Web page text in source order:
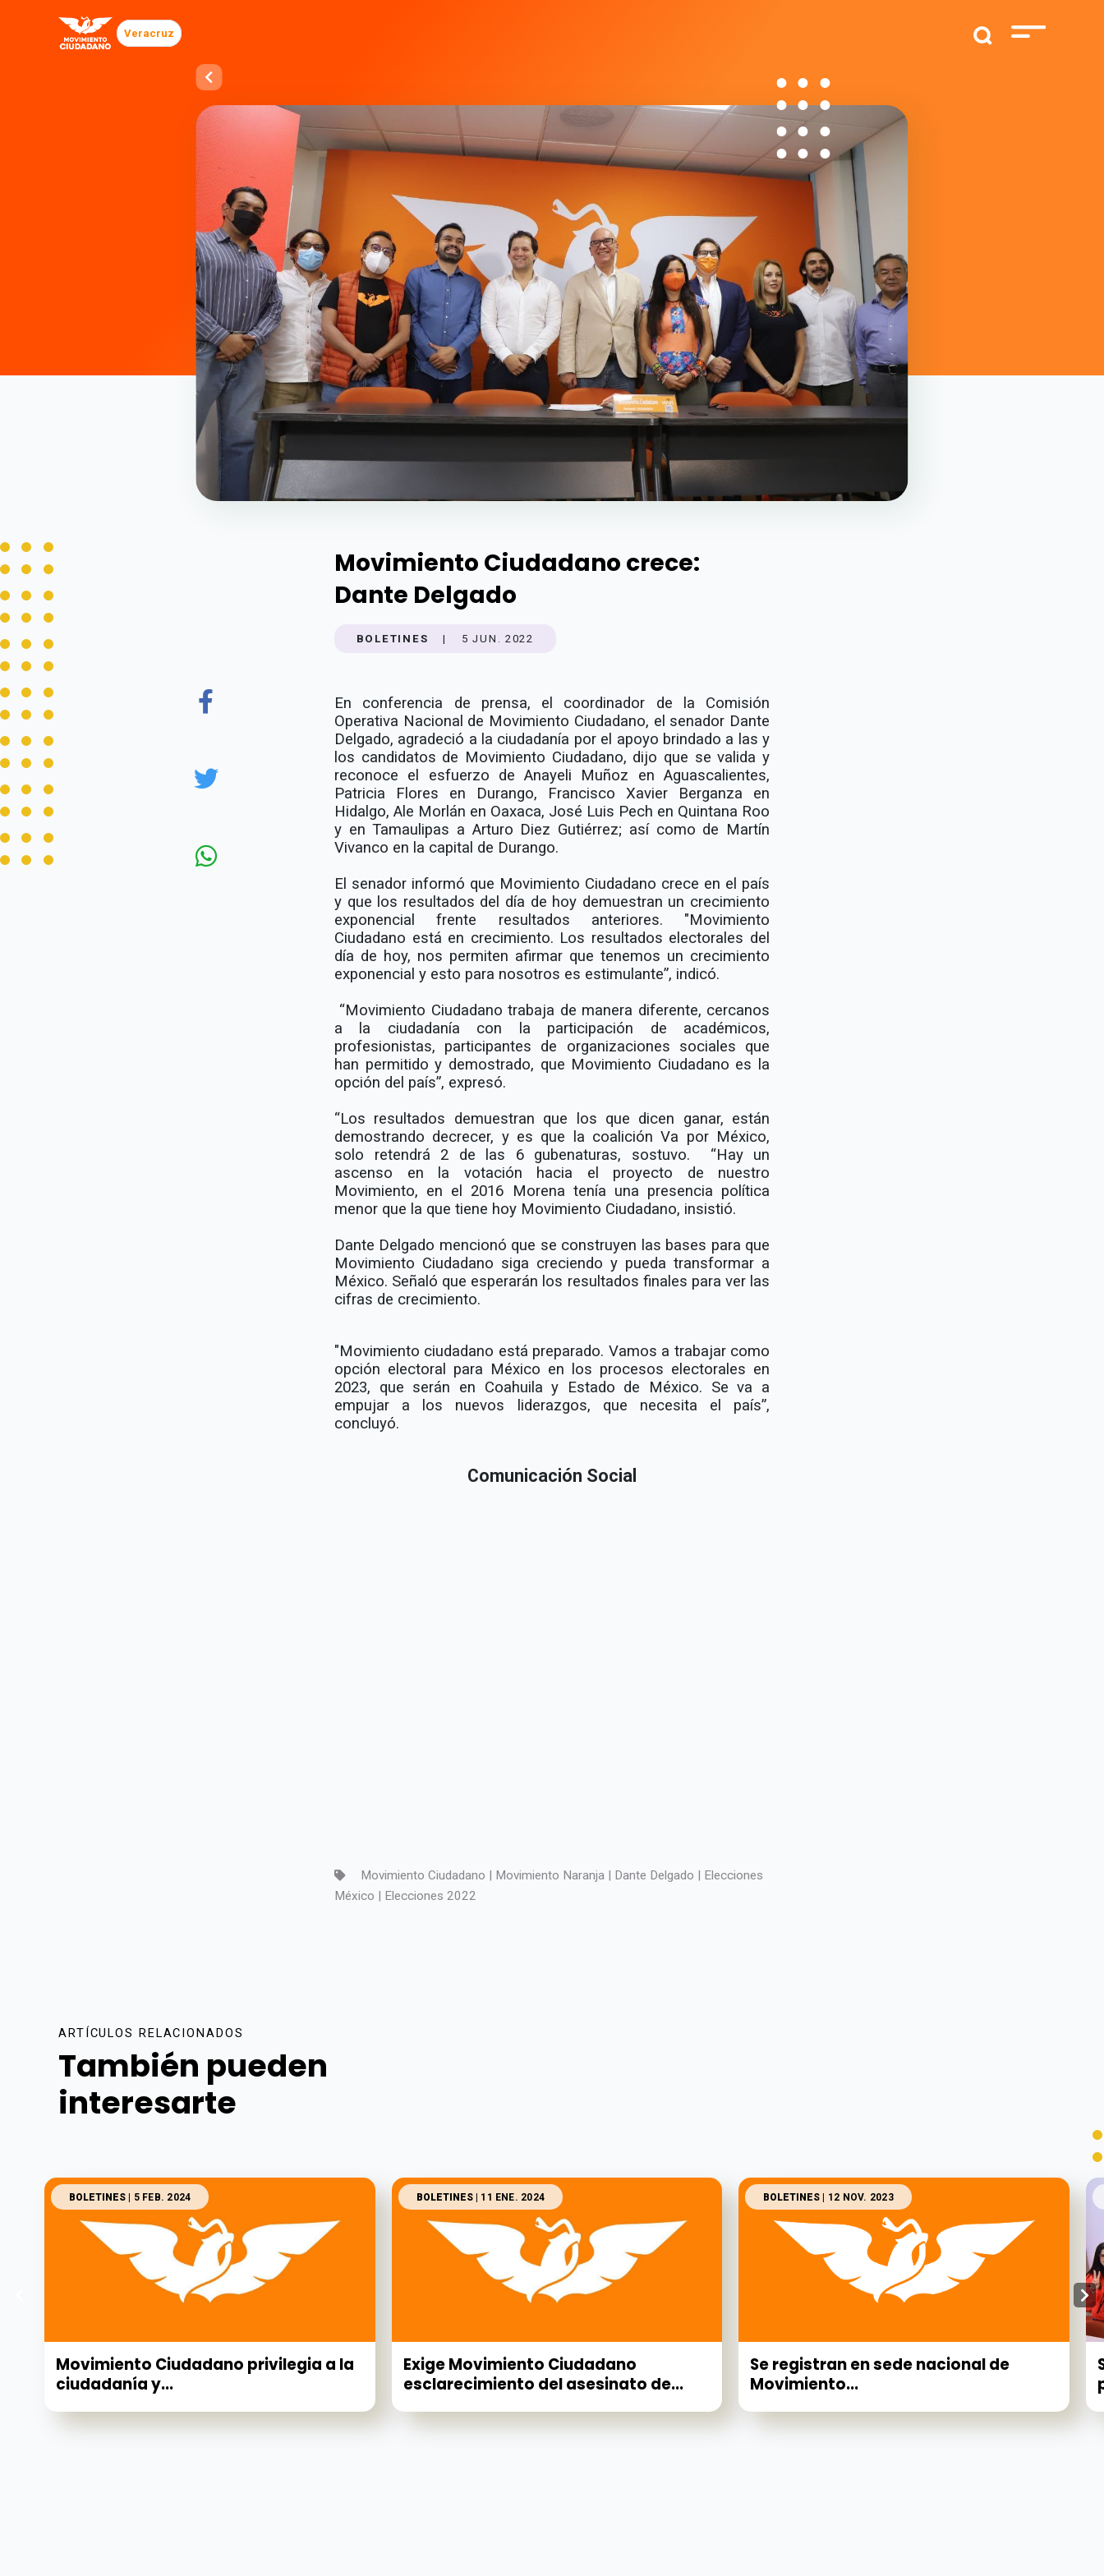
Veracruz
Movimiento Ciudadano crece:
Dante Delgado
BOLETINES | 5 JUN. 2022
En conferencia de prensa, el coordinador de la Comisión
Operativa Nacional de Movimiento Ciudadano, el senador Dante
Delgado, agradeció a la ciudadanía por el apoyo brindado a las y
los candidatos de Movimiento Ciudadano, dijo que se valida y
reconoce el esfuerzo de Anayeli Muñoz en Aguascalientes,
Patricia Flores en Durango, Francisco Xavier Berganza en
Hidalgo, Ale Morlán en Oaxaca, José Luis Pech en Quintana Roo
y en Tamaulipas a Arturo Diez Gutiérrez; así como de Martín
Vivanco en la capital de Durango.
El senador informó que Movimiento Ciudadano crece en el país
y que los resultados del día de hoy demuestran un crecimiento
exponencial frente resultados anteriores. "Movimiento
Ciudadano está en crecimiento. Los resultados electorales del
día de hoy, nos permiten afirmar que tenemos un crecimiento
exponencial y esto para nosotros es estimulante”, indicó.
“Movimiento Ciudadano trabaja de manera diferente, cercanos
a la ciudadanía con la participación de académicos,
profesionistas, participantes de organizaciones sociales que
han permitido y demostrado, que Movimiento Ciudadano es la
opción del país”, expresó.
“Los resultados demuestran que los que dicen ganar, están
demostrando decrecer, y es que la coalición Va por México,
solo retendrá 2 de las 6 gubenaturas, sostuvo.
“Hay un
ascenso en la votación hacia el proyecto de nuestro
Movimiento, en el 2016 Morena tenía una presencia política
menor que la que tiene hoy Movimiento Ciudadano, insistió.
Dante Delgado mencionó que se construyen las bases para que
Movimiento Ciudadano siga creciendo y pueda transformar a
México. Señaló que esperarán los resultados finales para ver las
cifras de crecimiento.
"Movimiento ciudadano está preparado. Vamos a trabajar como
opción electoral para México en los procesos electorales en
2023, que serán en Coahuila y Estado de México. Se va a
empujar a los nuevos liderazgos, que necesita el país”,
concluyó.
Comunicación Social
Movimiento Ciudadano | Movimiento Naranja | Dante Delgado | Elecciones
México | Elecciones 2022
ARTÍCULOS RELACIONADOS
También pueden
interesarte
BOLETINES | 5 FEB. 2024
Movimiento Ciudadano privilegia a la
ciudadanía y...
BOLETINES| 11 ENE. 2024
Exige Movimiento Ciudadano
esclarecimiento del asesinato de...
BOLETINES | 12 NOV. 2023
Se registran en sede nacional de
Movimiento...